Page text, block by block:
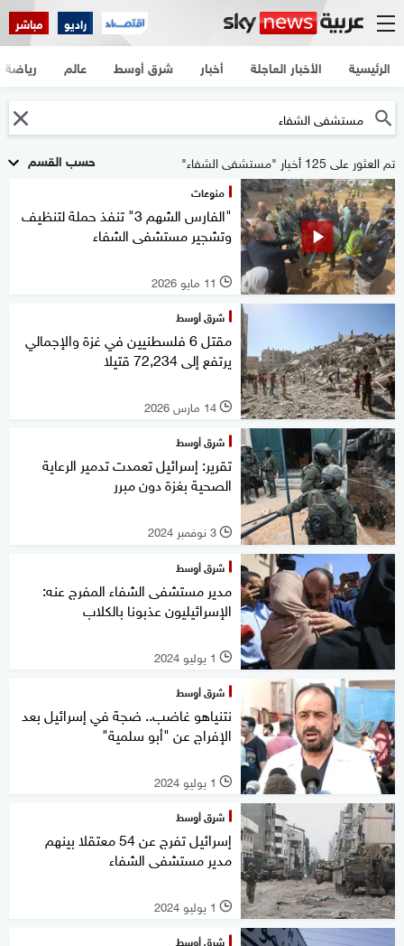
راديو مباشر
الرئيسية الأخبار العاجلة أخبار شرق أوسط عالم رياضة
حسب القسم تم العثور على 125 أخبار "مستشفى الشفاء"
منوعات
"الفارس الشهم 3" تنفذ حملة لتنظيف
وتشجير مستشفى الشفاء
l 11 مايو 2026
شرق أوسط
مقتل 6 فلسطنيين في غزة والإجمالي
يرتفع إلى 72,234 قتيلا
l 14 مارس 2026
شرق أوسط
تقرير: إسرائيل تعمدت تدمير الرعاية
الصحية بغزة دون مبرر
l 3 نوفمبر 2024
شرق أوسط
مدير مستشفى الشفاء المفرج عنه:
الإسرائيليون عذبونا بالكلاب
l 1 يوليو 2024
شرق أوسط
نتنياهو غاضب.. ضجة في إسرائيل بعد
الإفراج عن "أبو سلمية"
l 1 يوليو 2024
شرق أوسط
إسرائيل تفرج عن 54 معتقلا بينهم
مدير مستشفى الشفاء
l 1 يوليو 2024
شرق أوسط